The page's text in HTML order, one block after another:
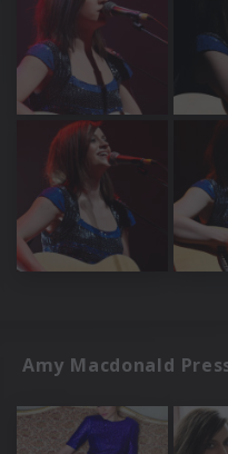
Amy Macdonald